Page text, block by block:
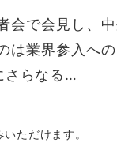
で会見し、
は業界参入へ
さらなる…
ただけます。